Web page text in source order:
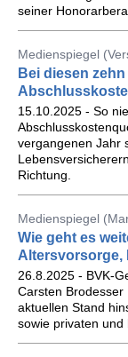
seiner
Medienspiegel
Bei diesen
15.10.2025 - So
vergangenen Jahr
Richtung.
Medienspiegel
Wie geht es
Altersvorsorge,
26.8.2025 - BVK-
Carsten Brodesser
aktuellen Stand
sowie privaten und